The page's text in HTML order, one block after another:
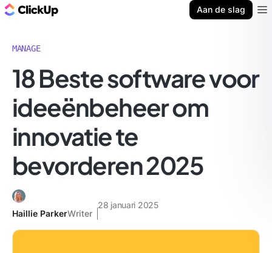
Aan de slag
MANAGE
18 Beste software voor
ideeënbeheer om
innovatie te
bevorderen 2025
Haillie ParkerWriter
28 januari 2025